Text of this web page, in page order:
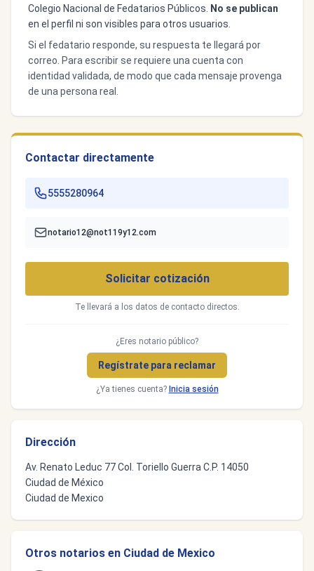
Colegio Nacional de Fedatarios Públicos.
No se publican
en el perfil ni son visibles para otros usuarios.
Si el fedatario responde, su respuesta te llegará por
correo. Para escribir se requiere una cuenta con
identidad validada, de modo que cada mensaje provenga
de una persona real.
Contactar directamente
5555280964
notario12@not119y12.com
Solicitar cotización
Te llevará a los datos de contacto directos.
¿Eres notario público?
Regístrate para reclamar
¿Ya tienes cuenta? Inicia sesión
Dirección
Av. Renato Leduc 77 Col. Toriello Guerra C.P. 14050
Ciudad de México
Ciudad de Mexico
Otros notarios en Ciudad de Mexico